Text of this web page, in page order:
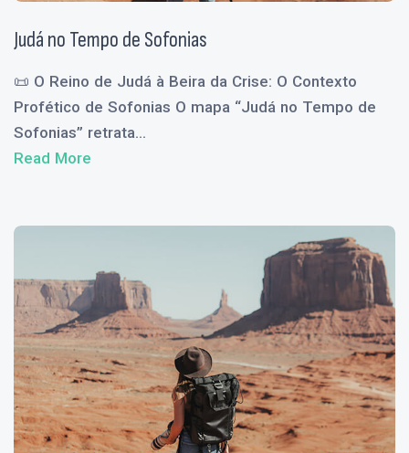
Judá no Tempo de Sofonias
📜 O Reino de Judá à Beira da Crise: O Contexto
Profético de Sofonias O mapa “Judá no Tempo de
Sofonias” retrata...
Read More